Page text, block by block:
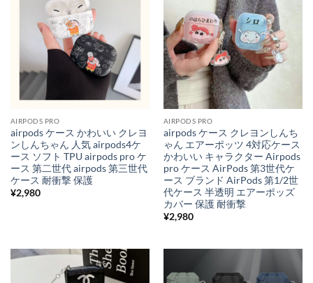
AIRPODS PRO
airpods ケース かわいい クレヨ
ンしんちゃん 人気 airpods4ケ
ース ソフト TPU airpods pro ケ
ース 第二世代 airpods 第三世代
ケース 耐衝撃 保護
¥2,980
AIRPODS PRO
airpods ケース クレヨンしんち
ゃん エアーポッツ 4対応ケース
かわいい キャラクター Airpods
pro ケース AirPods 第3世代ケ
ース ブランド AirPods 第1/2世
代ケース 半透明 エアーポッズ
カバー 保護 耐衝撃
¥2,980